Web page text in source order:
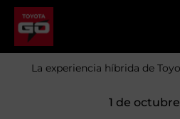
La experiencia híbrida de
1 de